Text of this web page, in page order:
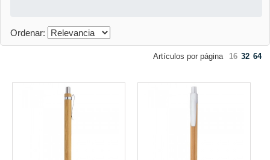
Ordenar:
Artículos por página 16 32 64